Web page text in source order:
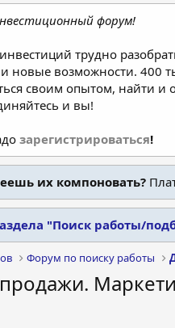
форум!
трудно
новые возможности. 400
своим опытом, найти
и вы!
зарегистрироваться!
их компоновать?
"Поиск работы/
Форум по поиску работы